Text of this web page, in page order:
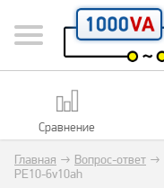
Сравнение
Главная → Вопрос-ответ →
PE10-6v10ah